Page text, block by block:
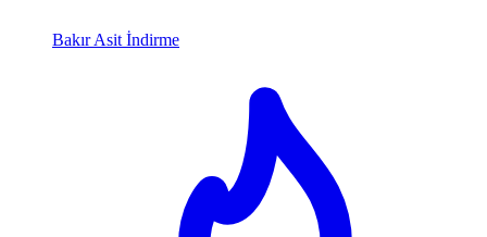
Bakır Asit İndirme